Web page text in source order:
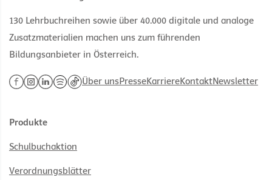
130 Lehrbuchreihen sowie über 40.000 digitale und analoge
Zusatzmaterialien machen uns zum führenden
Bildungsanbieter in Österreich.
Über unsPresseKarriereKontaktNewsletter
Produkte
Schulbuchaktion
Verordnungsblätter